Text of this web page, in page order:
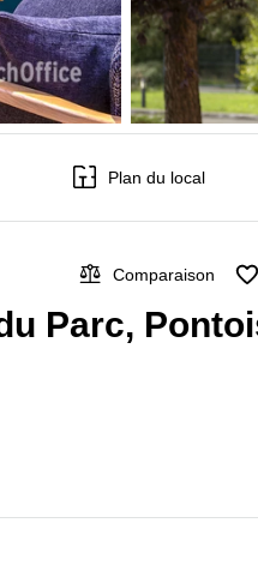
Plan du local
Comparaison
Parc,